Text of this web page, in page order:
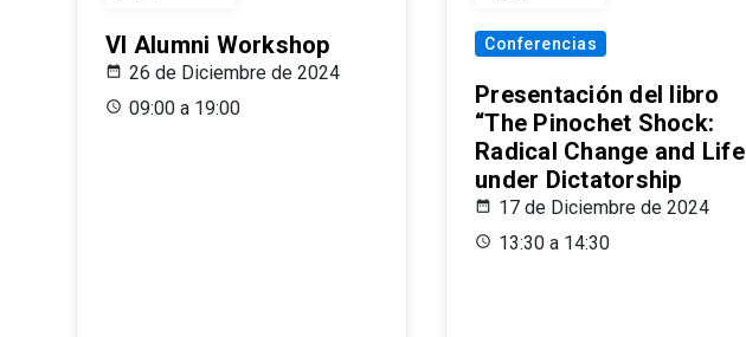
VI Alumni Workshop
26 de Diciembre de 2024
09:00 a 19:00
Conferencias
Presentación del libro
“The Pinochet Shock:
Radical Change and Life
under Dictatorship
17 de Diciembre de 2024
13:30 a 14:30